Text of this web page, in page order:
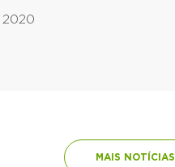
2020
MAIS NOTÍCIAS